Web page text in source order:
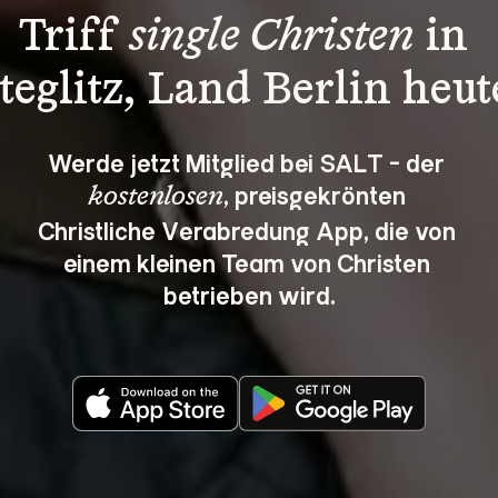
Triff single Christen in
Land Berlin
Werde jetzt Mitglied bei SALT - der
kostenlosen, preisgekrönten
Christliche Verabredung App, die von
einem kleinen Team von Christen
betrieben wird.